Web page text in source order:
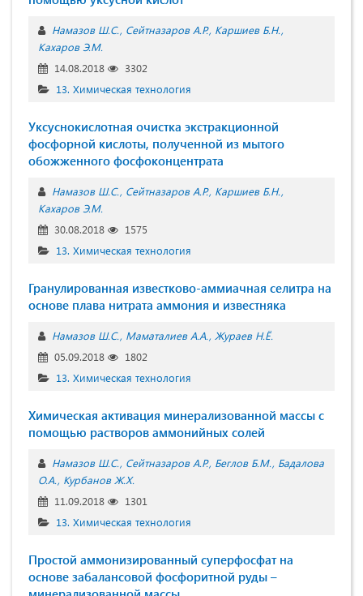
Намазов Ш.С. Сейтназаров А.Р. Каршиев Б.Н.
Кахаров Э.М.
14.08.2018
3302
13. Химическая технология
Уксуснокислотная очистка экстракционной
фосфорной кислоты, полученной из мытого
обожженного фосфоконцентрата
Намазов Ш.С. Сейтназаров А.Р. Каршиев Б.Н.
Кахаров Э.М.
30.08.2018
1575
13. Химическая технология
Гранулированная известково-аммиачная селитра на
основе плава нитрата аммония и известняка
Намазов Ш.С. Маматалиев А.А. Жураев Н.Ё.
05.09.2018
1802
13. Химическая технология
Химическая активация минерализованной массы с
помощью растворов аммонийных солей
Намазов Ш.С. Сейтназаров А.Р. Беглов Б.М. Бадалова
О.А. Курбанов Ж.Х.
11.09.2018
1301
13. Химическая технология
Простой аммонизированный суперфосфат на
основе забалансовой фосфоритной руды –